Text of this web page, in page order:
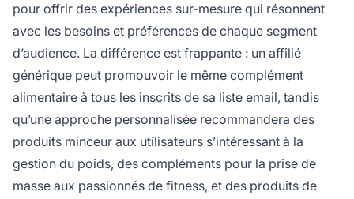
pour offrir des expériences sur-mesure qui résonnent
avec les besoins et préférences de chaque segment
d’audience. La différence est frappante : un affilié
générique peut promouvoir le même complément
alimentaire à tous les inscrits de sa liste email, tandis
qu’une approche personnalisée recommandera des
produits minceur aux utilisateurs s’intéressant à la
gestion du poids, des compléments pour la prise de
masse aux passionnés de fitness, et des produits de